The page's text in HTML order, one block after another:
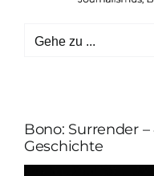
Gehe zu ...
Bono: Surrender
Geschichte